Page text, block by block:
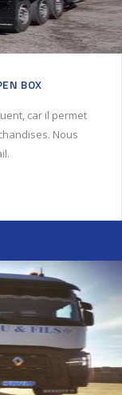
BOX
car il permet
Nous